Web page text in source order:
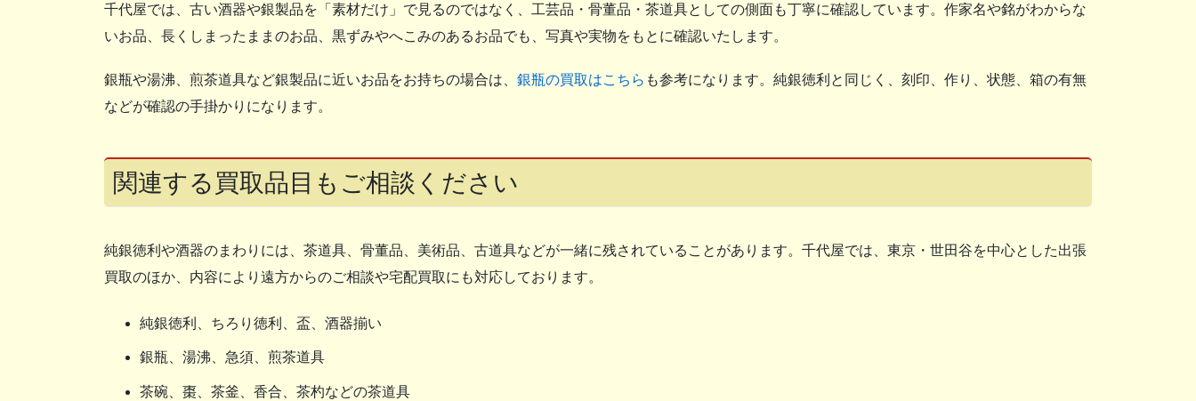
千代屋では、古い酒器や銀製品を「素材だけ」で見るのではなく、工芸品・骨董品・茶道具としての側面も丁寧に確認しています。作家名や銘がわからな
いお品、長くしまったままのお品、黒ずみやへこみのあるお品でも、写真や実物をもとに確認いたします。
銀瓶や湯沸、煎茶道具など銀製品に近いお品をお持ちの場合は、 銀瓶の買取はこちら も参考になります。純銀徳利と同じく、刻印、作り、状態、箱の有無
などが確認の手掛かりになります。
関連する買取品目もご相談ください
純銀徳利や酒器のまわりには、茶道具、骨董品、美術品、古道具などが一緒に残されていることがあります。千代屋では、東京・世田谷を中心とした出張
買取のほか、内容により遠方からのご相談や宅配買取にも対応しております。
純銀徳利、ちろり徳利、盃、酒器揃い
銀瓶、湯沸、急須、煎茶道具
茶碗、棗、茶釜、香合、茶杓などの茶道具